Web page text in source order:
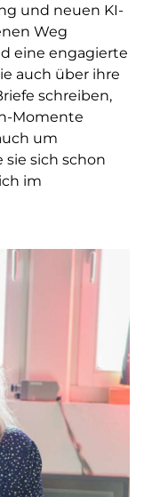
und neuen KI-
Weg
eine engagierte
auch über ihre
schreiben,
Momente
um
sich schon
im